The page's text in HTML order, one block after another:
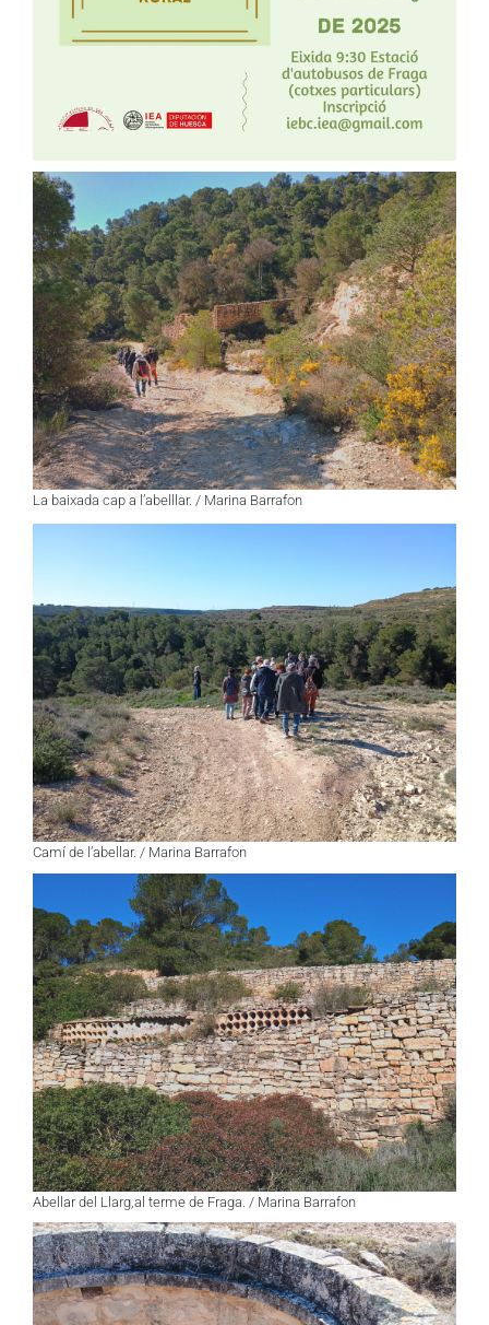
La baixada cap a l’abelllar. / Marina Barrafon
Camí de l’abellar. / Marina Barrafon
Abellar del Llarg,al terme de Fraga. / Marina Barrafon